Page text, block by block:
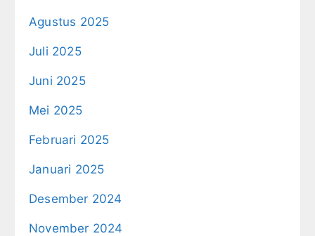
Agustus 2025
Juli 2025
Juni 2025
Mei 2025
Februari 2025
Januari 2025
Desember 2024
November 2024